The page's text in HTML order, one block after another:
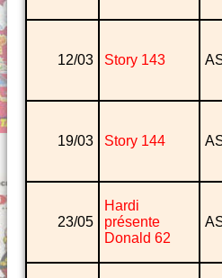
12/03 Story 143
19/03 Story 144
23/05
Hardi
présente
Donald 62